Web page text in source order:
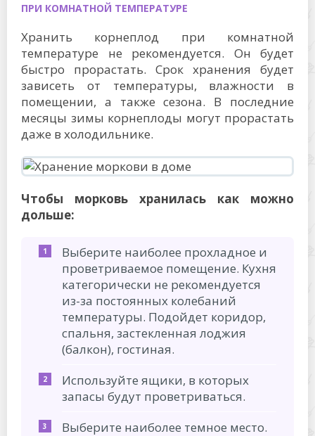
ПРИ КОМНАТНОЙ ТЕМПЕРАТУРЕ
Хранить корнеплод при комнатной
температуре не рекомендуется. Он будет
быстро прорастать. Срок хранения будет
зависеть от температуры, влажности в
помещении, а также сезона. В последние
месяцы зимы корнеплоды могут прорастать
даже в холодильнике.
Чтобы морковь хранилась как можно
дольше:
Выберите наиболее прохладное и
проветриваемое помещение. Кухня
категорически не рекомендуется
из-за постоянных колебаний
температуры. Подойдет коридор,
спальня, застекленная лоджия
(балкон), гостиная.
Используйте ящики, в которых
запасы будут проветриваться.
Выберите наиболее темное место.